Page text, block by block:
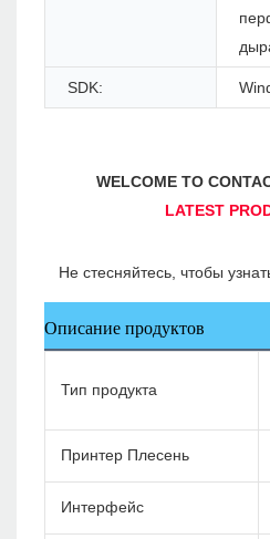
SDK:
Описание продуктов
Тип продукта
Принтер Плесень
Интерфейс